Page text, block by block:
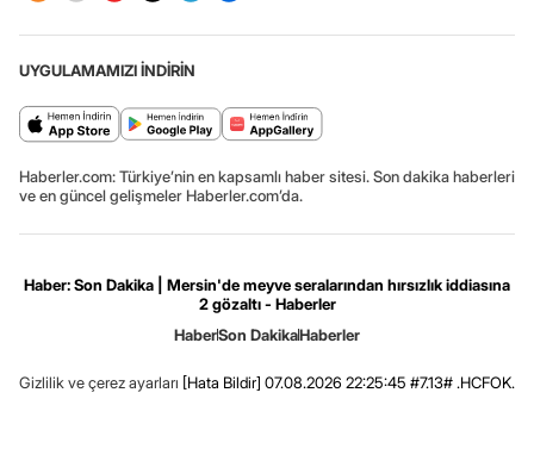
UYGULAMAMIZI İNDİRİN
Haberler.com: Türkiye’nin en kapsamlı haber sitesi. Son dakika haberleri
ve en güncel gelişmeler Haberler.com’da.
Haber: Son Dakika | Mersin'de meyve seralarından hırsızlık iddiasına
2 gözaltı - Haberler
HaberSon DakikaHaberler
Gizlilik ve çerez ayarları [Hata Bildir] 07.08.2026 22:25:45 #7.13# .HCFOK.